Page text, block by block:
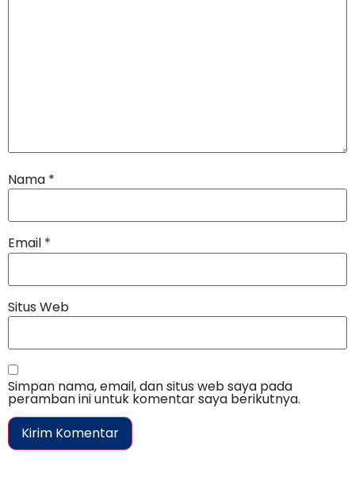
Nama *
Email *
Situs Web
Simpan nama, email, dan situs web saya pada
peramban ini untuk komentar saya berikutnya.